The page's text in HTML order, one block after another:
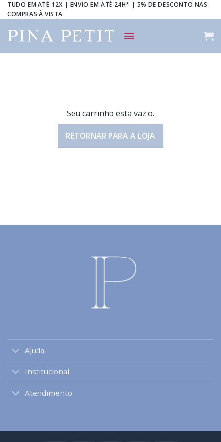
Skip
to
content
TUDO EM ATÉ 12X | ENVIO EM ATÉ 24H* | 5% DE DESCONTO NAS
COMPRAS À VISTA
Seu carrinho está vazio.
RETORNAR PARA A LOJA
Ajuda
Institucional
Atendimento